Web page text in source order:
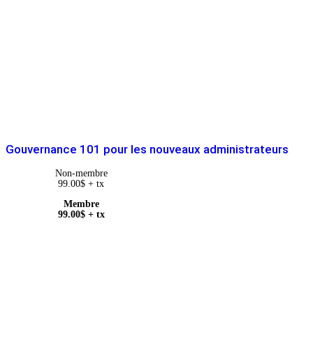
Gouvernance 101 pour les nouveaux administrateurs
Non-membre
99.00$ + tx
Membre
99.00$+ tx